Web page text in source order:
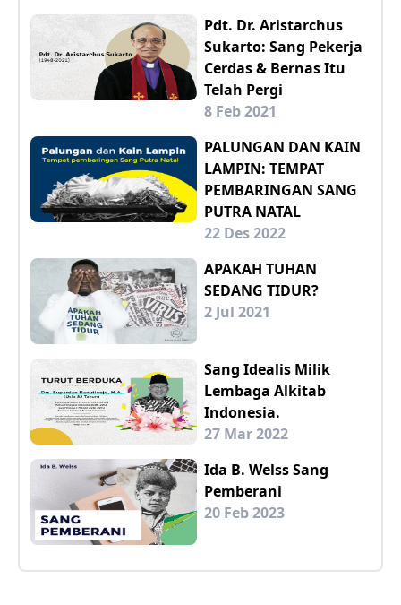
Pdt. Dr. Aristarchus
Sukarto: Sang Pekerja
Cerdas & Bernas Itu
Telah Pergi
8 Feb 2021
PALUNGAN DAN KAIN
LAMPIN: TEMPAT
PEMBARINGAN SANG
PUTRA NATAL
22 Des 2022
APAKAH TUHAN
SEDANG TIDUR?
2 Jul 2021
Sang Idealis Milik
Lembaga Alkitab
Indonesia.
27 Mar 2022
Ida B. Welss Sang
Pemberani
20 Feb 2023